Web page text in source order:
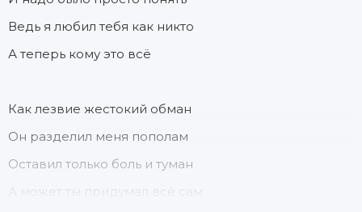
Ведь я любил тебя как никто
А теперь кому это всё
Как лезвие жестокий обман
Он разделил меня пополам
Оставил только боль и туман
А может ты придумал всё сам